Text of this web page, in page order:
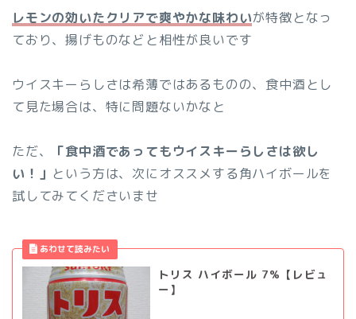
レモンの効いたクリアで爽やかな味わいが特徴となっ
ており、揚げものなどと相性が良いです
ウイスキーらしさは希薄ではあるものの、食中酒とし
て見た場合は、特に問題ないかなと
ただ、
「食中酒であってもウイスキーらしさは欲し
い！」 という方は、次にオススメする角ハイボールを
試してみてくださいませ
トリス ハイボール 7%【レビュ
ー】